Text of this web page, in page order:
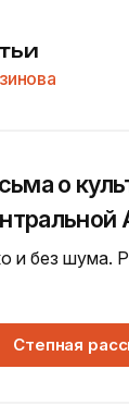
о
и без
Степная